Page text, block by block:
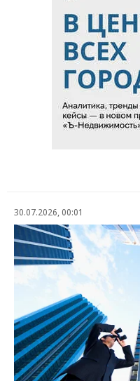
30.07.2026, 00:01